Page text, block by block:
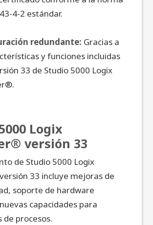
4-2 estándar.
redundante: Gracias a
y funciones incluidas
33 de Studio 5000 Logix
Logix
versión 33
de Studio 5000 Logix
33 incluye mejoras de
soporte de hardware
capacidades para
de procesos.